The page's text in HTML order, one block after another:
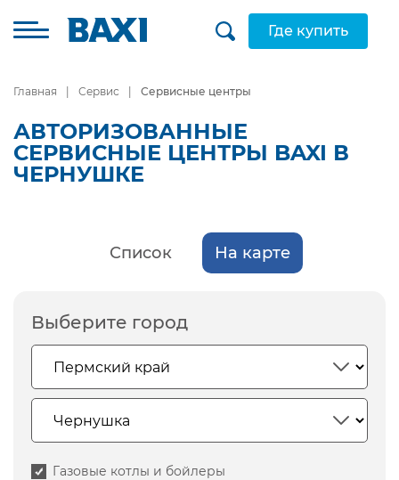
Где купить
Главная Сервис Сервисные центры
АВТОРИЗОВАННЫЕ
СЕРВИСНЫЕ ЦЕНТРЫ BAXI В
ЧЕРНУШКЕ
Список На карте
Выберите город
Газовые котлы и бойлеры